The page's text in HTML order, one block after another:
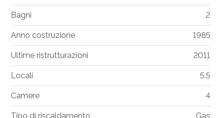
Bagni 2
Anno costruzione 1985
Ultime ristrutturazioni 2011
Locali 5.5
Camere 4
Tipo di riscaldamento Gas